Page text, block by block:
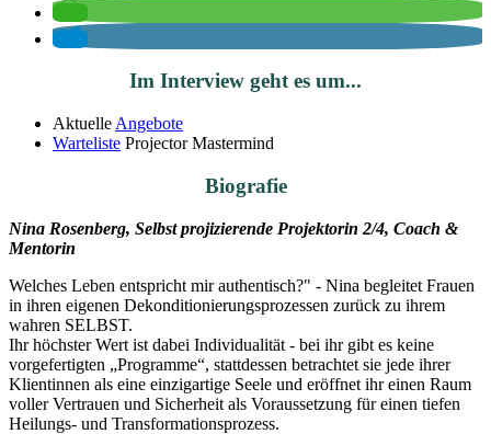
Im Interview geht es um...
Aktuelle Angebote
Warteliste Projector Mastermind
Biografie
Nina Rosenberg, Selbst projizierende Projektorin 2/4, Coach &
Mentorin
Welches Leben entspricht mir authentisch?" - Nina begleitet Frauen
in ihren eigenen Dekonditionierungsprozessen zurück zu ihrem
wahren SELBST.
Ihr höchster Wert ist dabei Individualität - bei ihr gibt es keine
vorgefertigten „Programme“, stattdessen betrachtet sie jede ihrer
Klientinnen als eine einzigartige Seele und eröffnet ihr einen Raum
voller Vertrauen und Sicherheit als Voraussetzung für einen tiefen
Heilungs- und Transformationsprozess.